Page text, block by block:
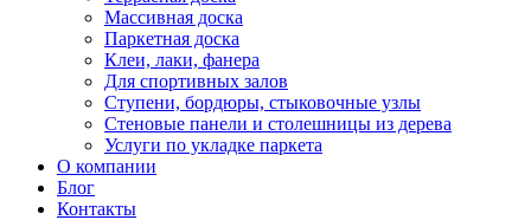
Массивная доска
Паркетная доска
Клеи, лаки, фанера
Для спортивных залов
Ступени, бордюры, стыковочные узлы
Стеновые панели и столешницы из дерева
Услуги по укладке паркета
О компании
Блог
Контакты